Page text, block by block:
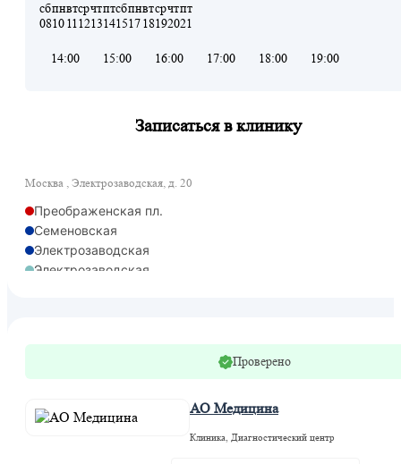
сб
08
пн
10
вт
11
ср
12
чт
13
пт
14
сб
15
пн
17
вт
18
ср
19
чт
20
пт
21
14:00 15:00 16:00 17:00 18:00 19:00
Записаться в клинику
Москва , Электрозаводская, д. 20
Преображенская пл.
Семеновская
Электрозаводская
Электрозаводская
Проверено
АО Медицина
Клиника, Диагностический центр